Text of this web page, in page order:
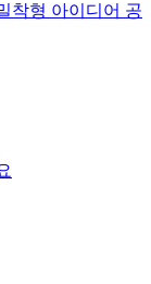
착형 아이디어 공